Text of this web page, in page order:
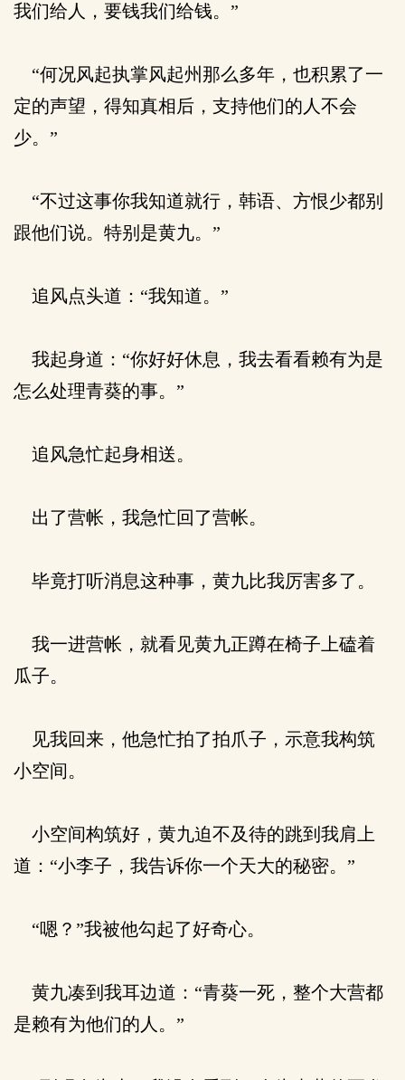
我们给人，要钱我们给钱。”
“何况风起执掌风起州那么多年，也积累了一
定的声望，得知真相后，支持他们的人不会
少。”
“不过这事你我知道就行，韩语、方恨少都别
跟他们说。特别是黄九。”
追风点头道：“我知道。”
我起身道：“你好好休息，我去看看赖有为是
怎么处理青葵的事。”
追风急忙起身相送。
出了营帐，我急忙回了营帐。
毕竟打听消息这种事，黄九比我厉害多了。
我一进营帐，就看见黄九正蹲在椅子上磕着
瓜子。
见我回来，他急忙拍了拍爪子，示意我构筑
小空间。
小空间构筑好，黄九迫不及待的跳到我肩上
道：“小李子，我告诉你一个天大的秘密。”
“嗯？”我被他勾起了好奇心。
黄九凑到我耳边道：“青葵一死，整个大营都
是赖有为他们的人。”